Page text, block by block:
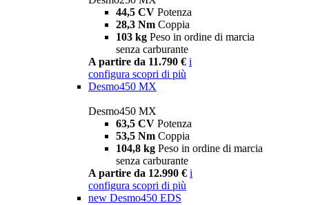
44,5 CV Potenza
28,3 Nm Coppia
103 kg Peso in ordine di marcia
senza carburante
A partire da 11.790 € i
configura scopri di più
Desmo450 MX
Desmo450 MX
63,5 CV Potenza
53,5 Nm Coppia
104,8 kg Peso in ordine di marcia
senza carburante
A partire da 12.990 € i
configura scopri di più
new Desmo450 EDS